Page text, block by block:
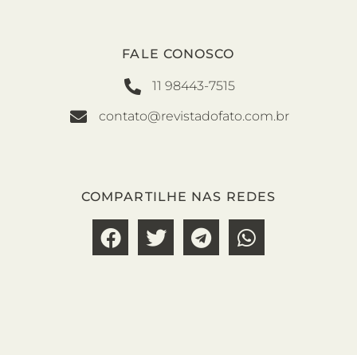
FALE CONOSCO
11 98443-7515
contato@revistadofato.com.br
COMPARTILHE NAS REDES